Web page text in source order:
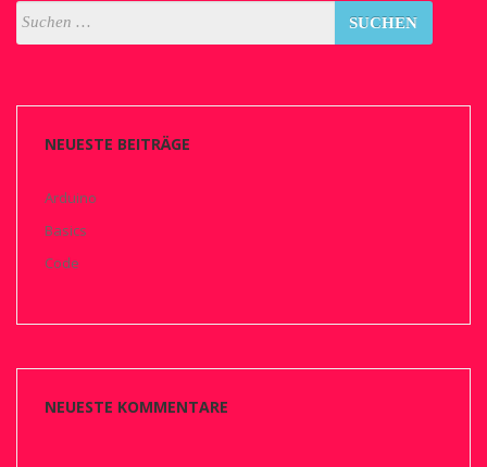
NEUESTE BEITRÄGE
Arduino
Basics
Code
NEUESTE KOMMENTARE